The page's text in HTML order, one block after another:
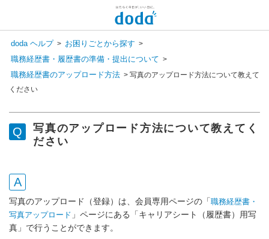
doda ヘルプ > お困りごとから探す >
職務経歴書・履歴書の準備・提出について >
職務経歴書のアップロード方法 > 写真のアップロード方法について教えて
ください
写真のアップロード方法について教えてく
ださい
写真のアップロード（登録）は、会員専用ページの「職務経歴書・
写真アップロード 」ページにある「キャリアシート（履歴書）用写
真」で行うことができます。